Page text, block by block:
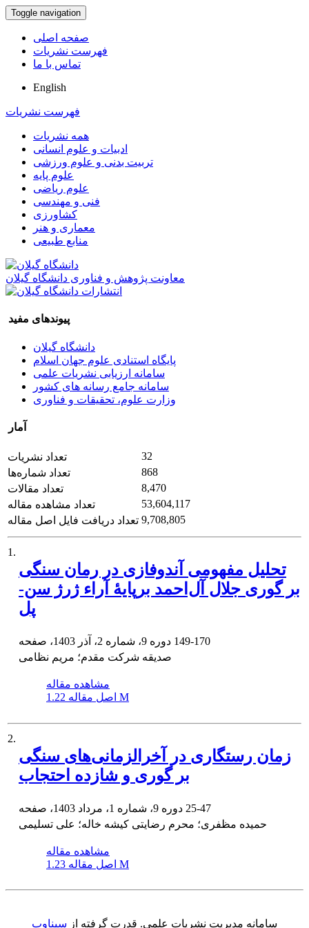
Toggle navigation
صفحه اصلی
فهرست نشریات
تماس با ما
English
فهرست نشریات
همه نشریات
ادبیات و علوم انسانی
تربیت بدنی و علوم ورزشی
علوم پایه
علوم ریاضی
فنی و مهندسی
کشاورزی
معماری و هنر
منابع طبیعی
معاونت پژوهش و فناوری دانشگاه گیلان
پیوندهای مفید
دانشگاه گیلان
پایگاه استنادی علوم جهان اسلام
سامانه ارزیابی نشریات علمی
سامانه جامع رسانه های کشور
وزارت علوم، تحقیقات و فناوری
آمار
تعداد نشریات
32
تعداد شماره‌ها
868
تعداد مقالات
8,470
تعداد مشاهده مقاله
53,604,117
تعداد دریافت فایل اصل مقاله 9,708,805
1.
تحلیل مفهومی آندوفازی در رمان سنگی
بر گوری جلال آل‌احمد برپایۀ آراء ژرژ سن-
پل
149-170
صدیقه شرکت مقدم؛ مریم نظامی
مشاهده مقاله
اصل مقاله 1.22 M
2.
زمان رستگاری در آخرالزمانی‌های سنگی
بر گوری و شازده احتجاب
25-47
حمیده مظفری؛ محرم رضایتی کیشه خاله؛ علی تسلیمی
مشاهده مقاله
اصل مقاله 1.23 M
سامانه مدیریت نشریات علمی. قدرت گرفته از سیناوب